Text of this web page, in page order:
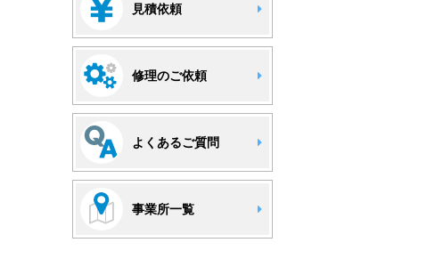
見積依頼
修理のご依頼
よくあるご質問
事業所一覧